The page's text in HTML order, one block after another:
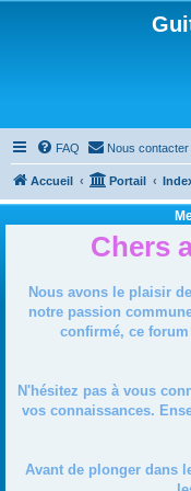
FAQ Nous contacter
Accueil Portail
Chers
Nous avons le plaisir
notre passion
confirmé, ce
N'hésitez pas à vous
vos connaissances.
Avant de plonger dans